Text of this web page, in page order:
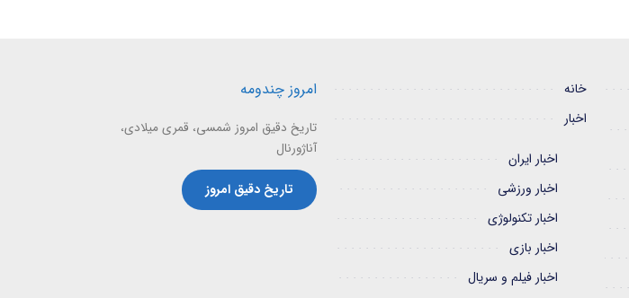
خانه
اخبار
اخبار ایران
اخبار ورزشی
اخبار تکنولوژی
اخبار بازی
اخبار فیلم و سریال
امروز چندومه
تاریخ دقیق امروز شمسی، قمری میلادی،
آناژورنال
تاریخ دقیق امروز